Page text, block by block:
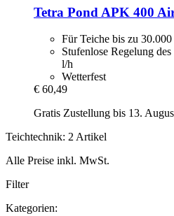
Tetra Pond APK 400
Für Teiche bis zu
Stufenlose Regelung
l/h
Wetterfest
€ 60,49
Gratis Zustellung bis 13.
Teichtechnik: 2 Artikel
Alle Preise inkl. MwSt.
Filter
Kategorien: